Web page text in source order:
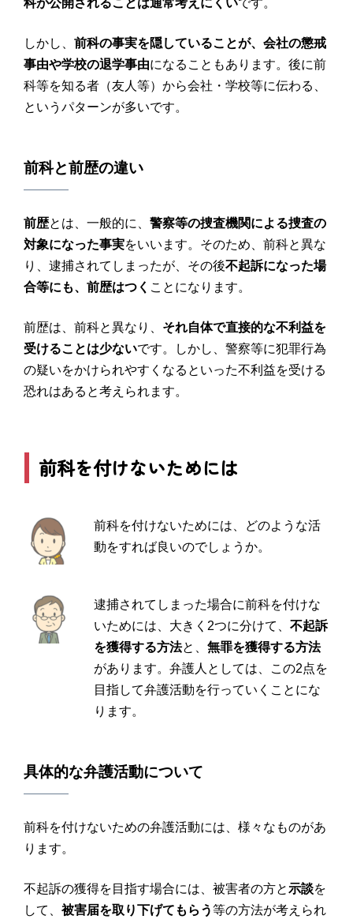
しかし、 前科の事実を隠していることが、会社の懲戒
事由や学校の退学事由になることもあります。後に前
科等を知る者（友人等）から会社・学校等に伝わる、
というパターンが多いです。
前科と前歴の違い
前歴とは、一般的に、 警察等の捜査機関による捜査の
対象になった事実をいいます。そのため、前科と異な
り、逮捕されてしまったが、その後不起訴になった場
合等にも、前歴はつく ことになります。
前歴は、前科と異なり、 それ自体で直接的な不利益を
受けることは少ないです。しかし、警察等に犯罪行為
の疑いをかけられやすくなるといった不利益を受ける
恐れはあると考えられます。
前科を付けないためには
前科を付けないためには、どのような活
動をすれば良いのでしょうか。
逮捕されてしまった場合に前科を付けな
いためには、大きく2つに分けて、不起訴
を獲得する方法と、無罪を獲得する方法
があります。弁護人としては、この2点を
目指して弁護活動を行っていくことにな
ります。
具体的な弁護活動について
前科を付けないための弁護活動には、様々なものがあ
ります。
不起訴の獲得を目指す場合には、被害者の方と示談を
して、 被害届を取り下げてもらう等の方法が考えられ